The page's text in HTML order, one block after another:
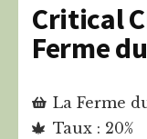
Critical
Ferme
La Ferme
Taux : 20%